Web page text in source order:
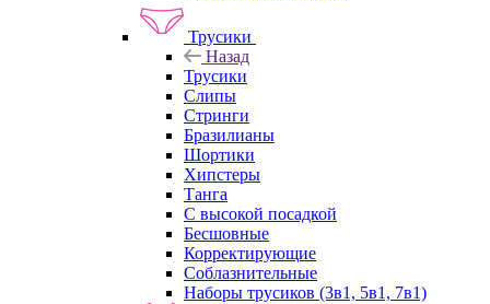
Трусики
Назад
Трусики
Слипы
Стринги
Бразилианы
Шортики
Хипстеры
Танга
С высокой посадкой
Бесшовные
Корректирующие
Соблазнительные
Наборы трусиков (3в1, 5в1, 7в1)